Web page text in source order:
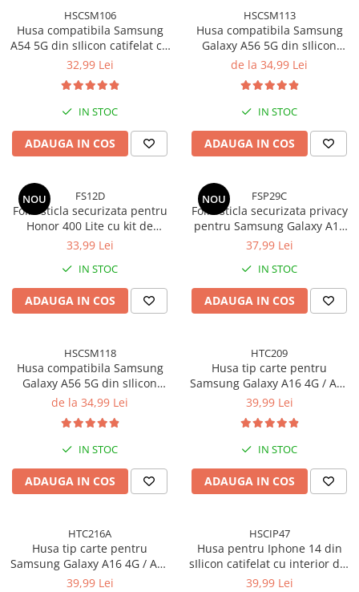
HSCSM106
Husa compatibila Samsung
A54 5G din sIlicon catifelat cu
interior din microfibra si
32,99 Lei
IN STOC
ADAUGA IN COS
HSCSM113
Husa compatibila Samsung
Galaxy A56 5G din sIlicon
catifelat cu interior din
camere - Negru
de la 34,99 Lei
IN STOC
ADAUGA IN COS
NOU FS12D
Folie sticla securizata pentru
Honor 400 Lite cu kit de
montare inclus - Claritate
suprafata, Protectie Anti-
Zgarieturi si Socuri
33,99 Lei
IN STOC
ADAUGA IN COS
NOU FSP29C
Folie sticla securizata privacy
pentru Samsung Galaxy A17
4G / A17 5G cu Kit Montare
si Usoara
37,99 Lei
IN STOC
ADAUGA IN COS
HSCSM118
Husa compatibila Samsung
Galaxy A56 5G din sIlicon
catifelat cu interior din
camere - Roz Neon
de la 34,99 Lei
IN STOC
ADAUGA IN COS
HTC209
Husa tip carte pentru
Samsung Galaxy A16 4G / A16
5G cu inchidere magnetica,
de suport, Protectie completa
(fata+spate) - Negru
39,99 Lei
IN STOC
ADAUGA IN COS
HTC216A
Husa tip carte pentru
Samsung Galaxy A16 4G / A16
5G cu inchidere magnetica,
39,99 Lei
HSCIP47
Husa pentru Iphone 14 din
sIlicon catifelat cu interior din
microfibra si protectie la
39,99 Lei